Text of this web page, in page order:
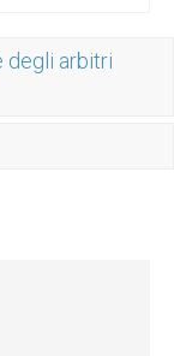
degli arbitri